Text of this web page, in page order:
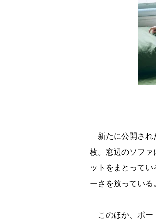
新たに公開され
枚。窓辺のソファ
ットをまとってい
ーさを放っている
このほか、ポー